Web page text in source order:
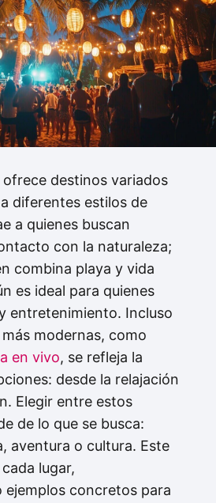
ofrece destinos variados
diferentes estilos de
a quienes buscan
con la naturaleza;
combina playa y vida
es ideal para quienes
entretenimiento. Incluso
modernas, como
en vivo, se refleja la
desde la relajación
Elegir entre estos
de lo que se busca:
aventura o cultura. Este
lugar,
concretos para